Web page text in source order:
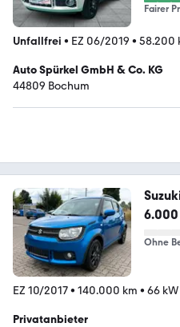
Fairer
Unfallfrei • EZ 06/2019 • 58.200
Auto Spürkel GmbH & Co. KG
44809 Bochum
Ohne
EZ 10/2017• 140.000 km • 66
Privatanbieter